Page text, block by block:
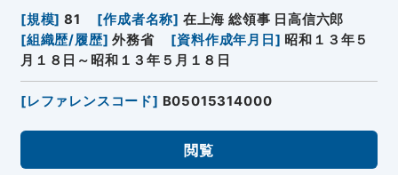
[規模] 81 [作成者名称] 在上海 総領事 日高信六郎
[組織歴/履歴] 外務省 [資料作成年月日 ] 昭和１３年５
月１８日～昭和１３年５月１８日
[レファレンスコード] B05015314000
閲覧